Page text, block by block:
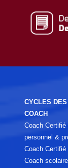
CYCLES
COACH
Coach
personnel &
Coach Certifié
Coach